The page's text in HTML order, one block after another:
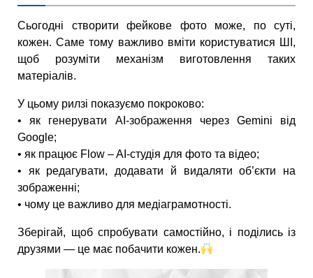
Сьогодні створити фейкове фото може, по суті,
кожен. Саме тому важливо вміти користуватися ШІ,
щоб розуміти механізм виготовлення таких
матеріалів.
У цьому рилзі показуємо покроково:
• як генерувати AI-зображення через Gemini від
Google;
• як працює Flow – AI-студія для фото та відео;
• як редагувати, додавати й видаляти об’єкти на
зображенні;
• чому це важливо для медіаграмотності.
Зберігай, щоб спробувати самостійно, і поділись із
друзями — це має побачити кожен.